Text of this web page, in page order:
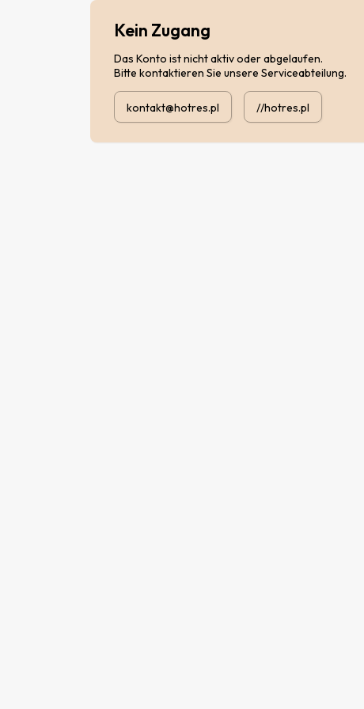
Kein Zugang
Das Konto ist nicht aktiv oder abgelaufen.
Bitte kontaktieren Sie unsere Serviceabteilung.
kontakt@hotres.pl //hotres.pl